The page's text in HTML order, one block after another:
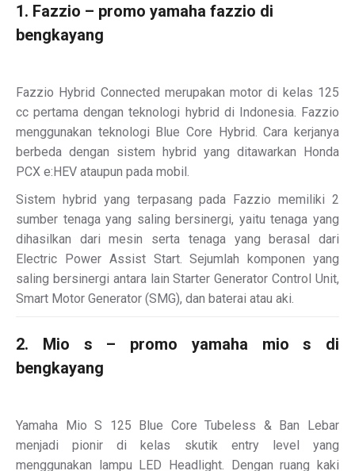
1. Fazzio – promo yamaha fazzio di
bengkayang
Fazzio Hybrid Connected merupakan motor di kelas 125
cc pertama dengan teknologi hybrid di Indonesia. Fazzio
menggunakan teknologi Blue Core Hybrid. Cara kerjanya
berbeda dengan sistem hybrid yang ditawarkan Honda
PCX e:HEV ataupun pada mobil.
Sistem hybrid yang terpasang pada Fazzio memiliki 2
sumber tenaga yang saling bersinergi, yaitu tenaga yang
dihasilkan dari mesin serta tenaga yang berasal dari
Electric Power Assist Start. Sejumlah komponen yang
saling bersinergi antara lain Starter Generator Control Unit,
Smart Motor Generator (SMG), dan baterai atau aki.
2. Mio s – promo yamaha mio s di
bengkayang
Yamaha Mio S 125 Blue Core Tubeless & Ban Lebar
menjadi pionir di kelas skutik entry level yang
menggunakan lampu LED Headlight. Dengan ruang kaki